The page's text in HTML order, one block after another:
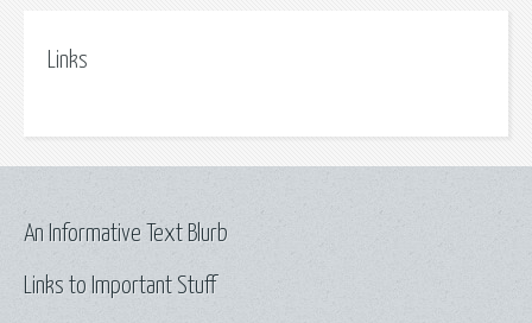
Links
Links to Important Stuff
An Informative Text Blurb